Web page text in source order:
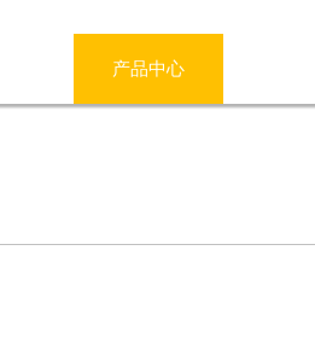
产品中心